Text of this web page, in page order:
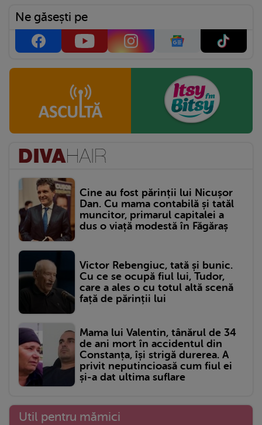
Ne găsești pe
Cine au fost părinții lui Nicușor
Dan. Cu mama contabilă și tatăl
muncitor, primarul capitalei a
dus o viață modestă în Făgăraș
Victor Rebengiuc, tată și bunic.
Cu ce se ocupă fiul lui, Tudor,
care a ales o cu totul altă scenă
față de părinții lui
Mama lui Valentin, tânărul de 34
de ani mort în accidentul din
Constanța, își strigă durerea. A
privit neputincioasă cum fiul ei
și-a dat ultima suflare
Util pentru mămici